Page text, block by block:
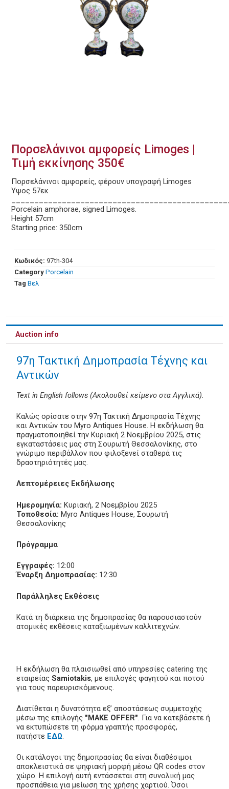
Πορσελάνινοι αμφορείς Limoges |
Τιμή εκκίνησης 350€
Πορσελάνινοι αμφορείς, φέρουν υπογραφή Limoges
Υψος 57εκ
Porcelain amphorae, signed Limoges.
Height 57cm
Starting price: 350cm
Κωδικός: 97th-304
Category Porcelain
Tag Βελ
Auction info
97η Τακτική Δημοπρασία Τέχνης και
Αντικών
Text in English follows (Ακολουθεί κείμενο στα Αγγλικά).
Καλώς ορίσατε στην 97η Τακτική Δημοπρασία Τέχνης
και Αντικών του Myro Antiques House. Η εκδήλωση θα
πραγματοποιηθεί την Κυριακή 2 Νοεμβρίου 2025, στις
εγκαταστάσεις μας στη Σουρωτή Θεσσαλονίκης, στο
γνώριμο περιβάλλον που φιλοξενεί σταθερά τις
δραστηριότητές μας.
Λεπτομέρειες Εκδήλωσης
Ημερομηνία: Κυριακή, 2 Νοεμβρίου 2025
Τοποθεσία: Myro Antiques House, Σουρωτή
Θεσσαλονίκης
Πρόγραμμα
Εγγραφές: 12:00
Έναρξη Δημοπρασίας: 12:30
Παράλληλες Εκθέσεις
Κατά τη διάρκεια της δημοπρασίας θα παρουσιαστούν
ατομικές εκθέσεις καταξιωμένων καλλιτεχνών.
Η εκδήλωση θα πλαισιωθεί από υπηρεσίες catering της
εταιρείας Samiotakis, με επιλογές φαγητού και ποτού
για τους παρευρισκόμενους.
Διατίθεται η δυνατότητα εξ’ αποστάσεως συμμετοχής
μέσω της επιλογής "MAKE OFFER". Για να κατεβάσετε ή
να εκτυπώσετε τη φόρμα γραπτής προσφοράς,
πατήστε ΕΔΩ.
Οι κατάλογοι της δημοπρασίας θα είναι διαθέσιμοι
αποκλειστικά σε ψηφιακή μορφή μέσω QR codes στον
χώρο. Η επιλογή αυτή εντάσσεται στη συνολική μας
προσπάθεια για μείωση της χρήσης χαρτιού. Όσοι